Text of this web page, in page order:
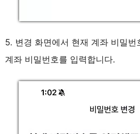
5. 변경 화면에서 현재 계좌 비밀번
계좌 비밀번호를 입력합니다.